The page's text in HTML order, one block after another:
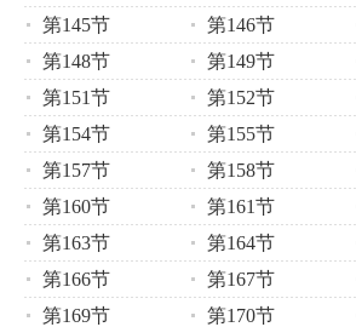
第145节
第146节
第148节
第149节
第151节
第152节
第154节
第155节
第157节
第158节
第160节
第161节
第163节
第164节
第166节
第167节
第169节
第170节